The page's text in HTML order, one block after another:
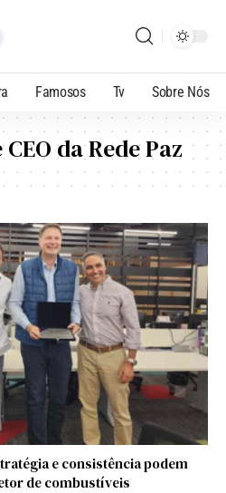
Famosos Tv Sobre Nós
da Rede Paz
e consistência podem
de combustíveis